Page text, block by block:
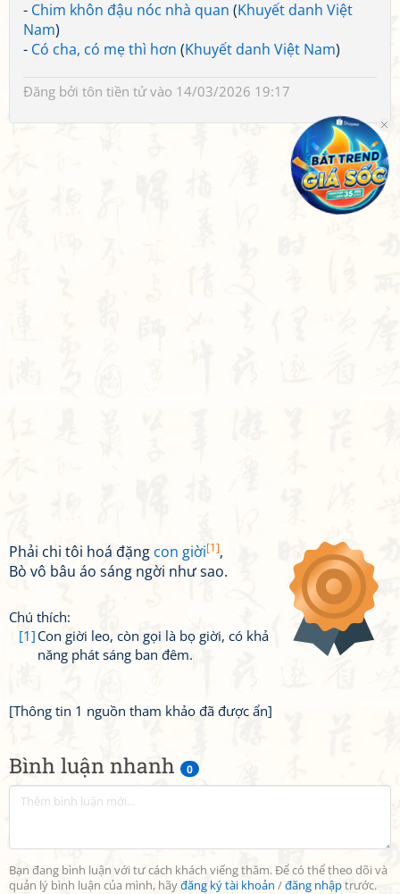
Bình luận nhanh 0
Bạn đang bình luận với tư cách khách viếng thăm. Để có thể theo dõi và
quản lý bình luận của mình, hãyđăng ký tài khoản /đăng nhậptrước.
- Chim khôn đậu nóc nhà quan (Khuyết danh Việt
Nam)
- Có cha, có mẹ thì hơn (Khuyết danh Việt Nam)
Đăng bởi tôn tiền tửvào 14/03/2026 19:17
Phải chi tôi hoá đặngcon giời[1],
Bò vô bâu áo sáng ngời như sao.
Chú thích:
[1] Con giời leo, còn gọi là bọ giời, có khả
năng phát sáng ban đêm.
[Thông tin 1 nguồn tham khảo đã được ẩn]